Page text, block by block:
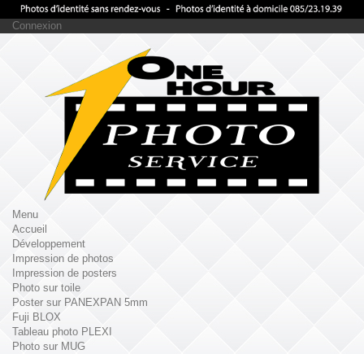
Connexion
Menu
Accueil
Développement
Impression de photos
Impression de posters
Photo sur toile
Poster sur PANEXPAN 5mm
Fuji BLOX
Tableau photo PLEXI
Photo sur MUG